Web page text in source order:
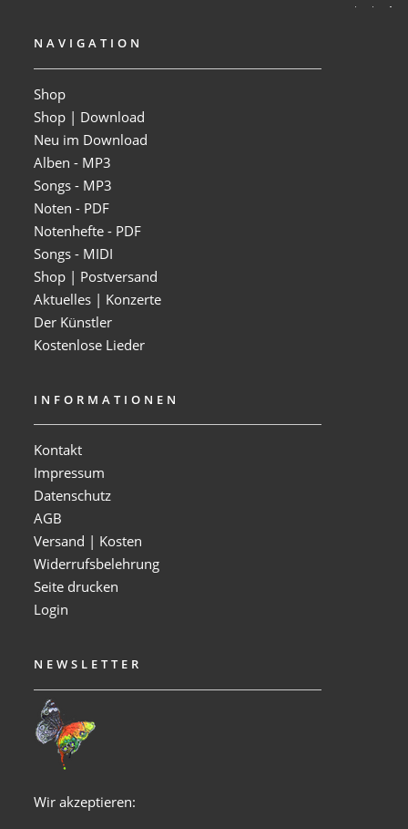
NAVIGATION
Shop
Shop | Download
Neu im Download
Alben - MP3
Songs - MP3
Noten - PDF
Notenhefte - PDF
Songs - MIDI
Shop | Postversand
Aktuelles | Konzerte
Der Künstler
Kostenlose Lieder
INFORMATIONEN
Kontakt
Impressum
Datenschutz
AGB
Versand | Kosten
Widerrufsbelehrung
Seite drucken
Login
NEWSLETTER
Wir akzeptieren: